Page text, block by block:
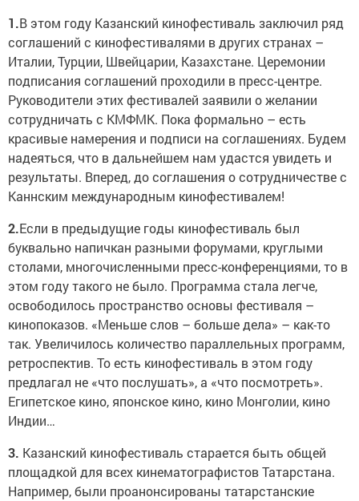
1.В этом году Казанский кинофестиваль заключил ряд
соглашений с кинофестивалями в других странах –
Италии, Турции, Швейцарии, Казахстане. Церемонии
подписания соглашений проходили в пресс-центре.
Руководители этих фестивалей заявили о желании
сотрудничать с КМФМК. Пока формально – есть
красивые намерения и подписи на соглашениях. Будем
надеяться, что в дальнейшем нам удастся увидеть и
результаты. Вперед, до соглашения о сотрудничестве с
Каннским международным кинофестивалем!
2.Если в предыдущие годы кинофестиваль был
буквально напичкан разными форумами, круглыми
столами, многочисленными пресс-конференциями, то в
этом году такого не было. Программа стала легче,
освободилось пространство основы фестиваля –
кинопоказов. «Меньше слов – больше дела» – как-то
так. Увеличилось количество параллельных программ,
ретроспектив. То есть кинофестиваль в этом году
предлагал не «что послушать», а «что посмотреть».
Египетское кино, японское кино, кино Монголии, кино
Индии…
3. Казанский кинофестиваль старается быть общей
площадкой для всех кинематографистов Татарстана.
Например, были проанонсированы татарстанские